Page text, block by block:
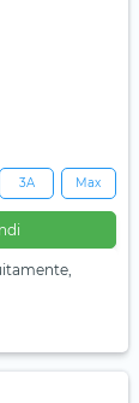
3A Max